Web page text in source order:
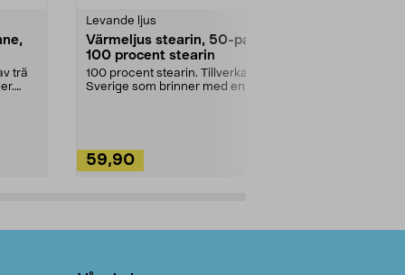
trä
Levande ljus
Värmeljus stearin, 50-pack,
100 procent stearin
100 procent stearin. Tillverkade i
Sverige som brinner med en
59,90